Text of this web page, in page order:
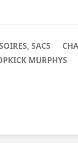
SACS
MURPHYS